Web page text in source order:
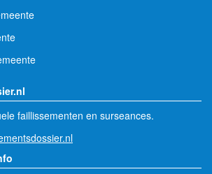
faillissementen en surseances.